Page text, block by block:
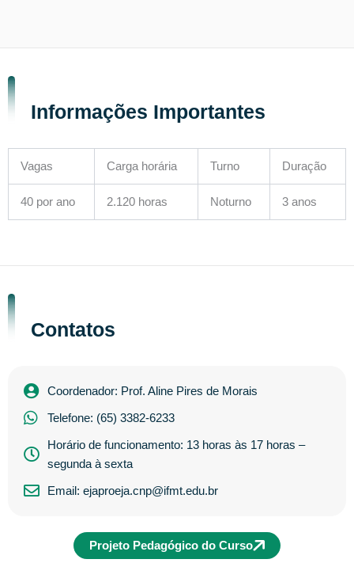
Informações Importantes
Vagas Carga horária Turno Duração
40 por ano 2.120 horas Noturno 3 anos
Contatos
Coordenador: Prof. Aline Pires de Morais
Telefone: (65) 3382-6233
Horário de funcionamento: 13 horas às 17 horas –
segunda à sexta
Email: ejaproeja.cnp@ifmt.edu.br
Projeto Pedagógico do Curso